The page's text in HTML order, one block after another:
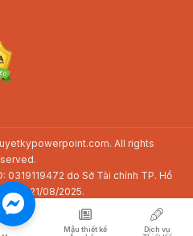
All rights
0319119472 do Sở Tài chính TP. Hồ
ngày 21/08/2025.
Sun Avenue, 28 Mai Chí Thọ, P. Bình
Hồ Chí Minh Mẫu thiết kế
Dịch vụ